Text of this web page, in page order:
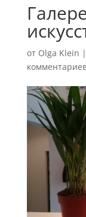
от Olga Klein |